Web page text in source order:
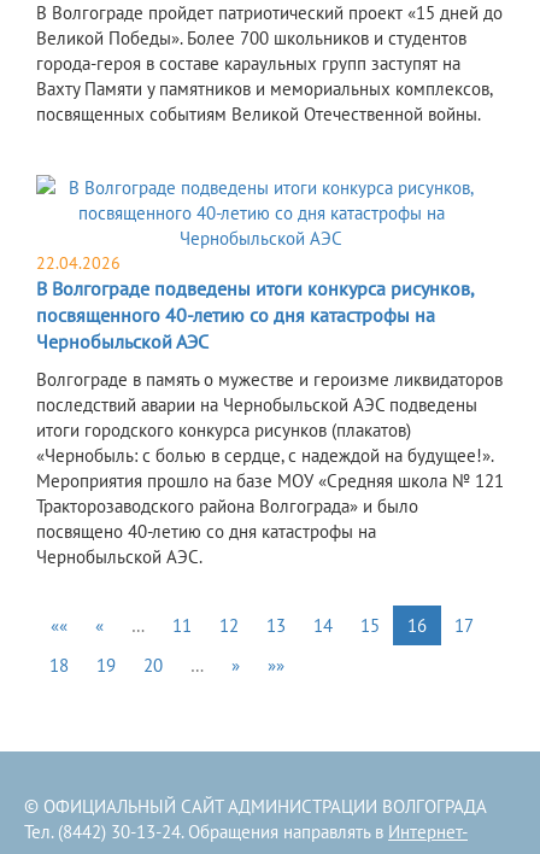
В Волгограде пройдет патриотический проект «15 дней до
Великой Победы». Более 700 школьников и студентов
города-героя в составе караульных групп заступят на
Вахту Памяти у памятников и мемориальных комплексов,
посвященных событиям Великой Отечественной войны.
22.04.2026
В Волгограде подведены итоги конкурса рисунков,
посвященного 40-летию со дня катастрофы на
Чернобыльской АЭС
Волгограде в память о мужестве и героизме ликвидаторов
последствий аварии на Чернобыльской АЭС подведены
итоги городского конкурса рисунков (плакатов)
«Чернобыль: с болью в сердце, с надеждой на будущее!».
Мероприятия прошло на базе МОУ «Средняя школа № 121
Тракторозаводского района Волгограда» и было
посвящено 40-летию со дня катастрофы на
Чернобыльской АЭС.
«« « … 11 12 13 14 15 16
17
18
19 20 … » »»
© ОФИЦИАЛЬНЫЙ САЙТ АДМИНИСТРАЦИИ ВОЛГОГРАДА
Тел. (8442) 30-13-24. Обращения направлять в Интернет-